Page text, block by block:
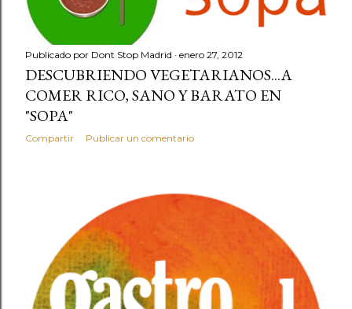
Publicado por Dont Stop Madrid enero 27, 2012
DESCUBRIENDO VEGETARIANOS...A
COMER RICO, SANO Y BARATO EN
"SOPA"
Compartir Publicar un comentario